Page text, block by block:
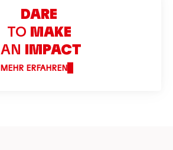
DARE
TO MAKE
AN
IMPACT
MEHR ERFAHREN